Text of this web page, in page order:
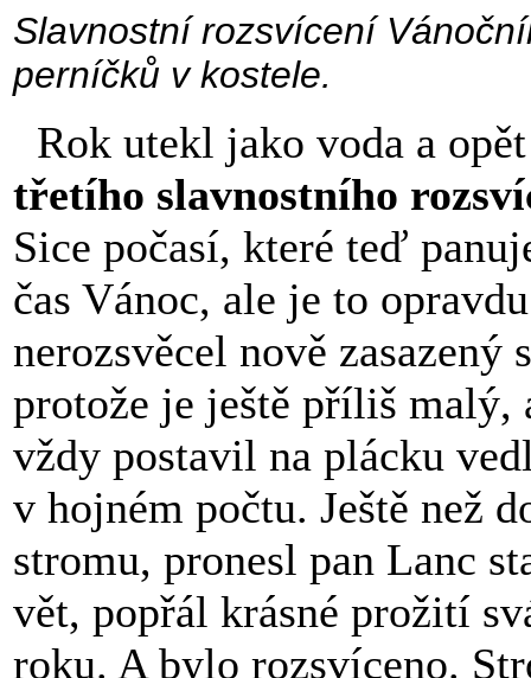
Slavnostní rozsvícení
perníčků v kostele.
Rok utekl jako voda a
třetího slavnostního
Sice počasí, které teď
čas Vánoc, ale je to
nerozsvěcel nově
protože je ještě příliš malý,
vždy postavil na plácku
v hojném počtu. Ještě než
stromu, pronesl pan Lanc
vět, popřál krásné prožití
roku. A bylo rozsvíceno.